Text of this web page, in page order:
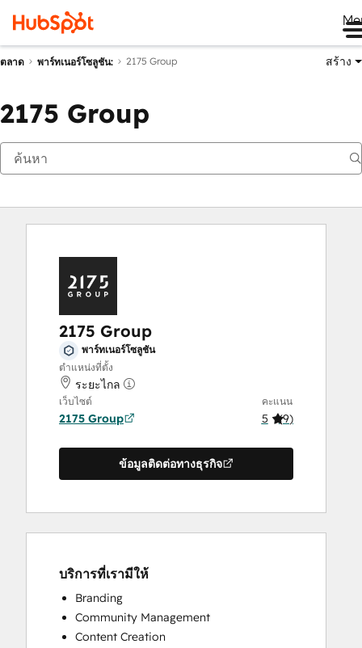
ตลาด พาร์ทเนอร์โซลูชัน: 2175 Group สร้าง
2175 Group
2175 Group
พาร์ทเนอร์โซลูชัน
ตำแหน่งที่ตั้ง
ระยะไกล
เว็บไซต์
2175 Group
คะแนน
5 (9)
ข้อมูลติดต่อทางธุรกิจ
บริการที่เรามีให้
Branding
Community Management
Content Creation